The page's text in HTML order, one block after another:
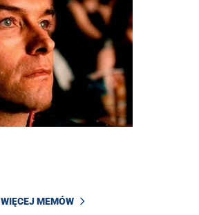
WIĘCEJ MEMÓW